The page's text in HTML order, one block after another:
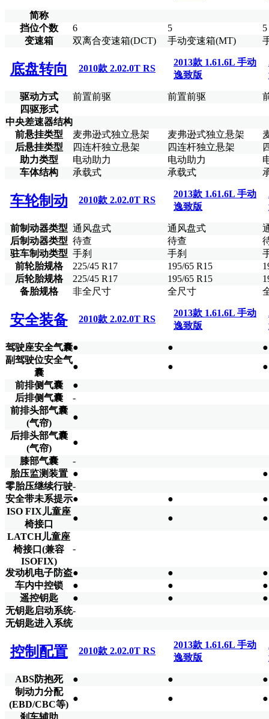
简称
挡位个数
6 5
5
变速箱
双离合变速箱(DCT) 手动变速箱(MT)
底盘转向 2010款 2.02.0T RS
2013款 1.61.6L 手动
逸致版
驱动方式 前置前驱 前置前驱
四驱形式
中央差速器结构
前悬挂类型
麦弗逊式独立悬架 麦弗逊式独立悬架
后悬挂类型
四连杆独立悬架 四连杆独立悬架
助力类型
电动助力 电动助力
车体结构
承载式 承载式
车轮制动 2010款 2.02.0T RS
2013款 1.61.6L 手动
逸致版
前制动器类型 通风盘式 通风盘式
后制动器类型 待查 待查
驻车制动类型 手刹 手刹
前轮胎规格
225/45 R17 195/65 R15
后轮胎规格
225/45 R17 195/65 R15
备胎规格
非全尺寸 全尺寸
安全装备 2010款 2.02.0T RS
2013款 1.61.6L 手动
逸致版
驾驶座安全气囊● ●
●
副驾驶位安全气
囊
● ●
●
前排侧气囊
●
后排侧气囊
-
前排头部气囊
(气帘)
●
后排头部气囊
(气帘)
●
膝部气囊
-
胎压监测装置 ●
●
零胎压继续行驶-
安全带未系提示● ●
●
ISO FIX儿童座
椅接口
● ●
●
LATCH儿童座
椅接口(兼容
ISOFIX)
-
发动机电子防盗● ●
●
车内中控锁
● ●
●
遥控钥匙
● ●
●
无钥匙启动系统-
无钥匙进入系统
控制配置 2010款 2.02.0T RS
2013款 1.61.6L 手动
逸致版
ABS防抱死 ● ●
●
制动力分配
(EBD/CBC等)
● ●
●